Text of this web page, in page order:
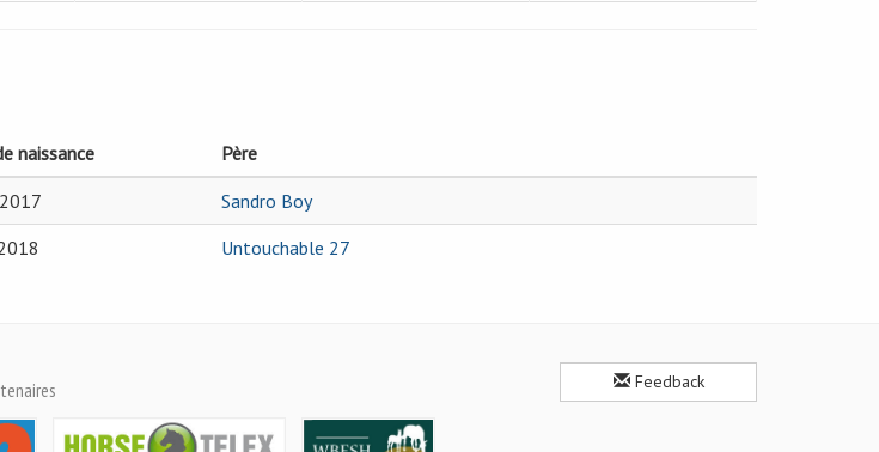
naissance
Père
Sandro Boy
Untouchable 27
Feedback